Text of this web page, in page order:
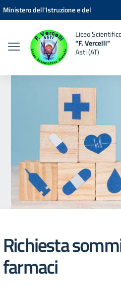
Vai ai contenuti
Vai al menu di navigazione
Vai al footer
Ministero dell'Istruzione e del
Liceo
"F. Vercelli"
Asti (AT)
Richiesta
farmaci